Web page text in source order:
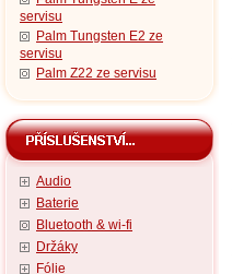
servisu
Palm Tungsten E2 ze
servisu
Palm Z22 ze servisu
Audio
Baterie
Bluetooth & wi-fi
Držáky
Fólie